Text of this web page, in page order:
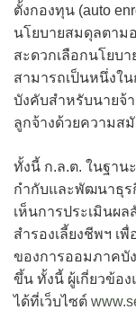
ตั้งกองทุน (auto
นโยบายสมดุลตาม
สะดวกเลือกนโยบา
สามารถเป็นหนึ่งใ
บังคับสำหรับนายจ้า
ลูกจ้างด้วยความส
ทั้งนี้ ก.ล.ต. ในฐาน
กำกับและพัฒนาธุร
เห็นการประเมินผ
สำรองเลี้ยงชีพฯ เ
ของการออมภาคบั
ขึ้น ทั้งนี้ ผู้เกี่ยวข้อ
ได้ที่เว็บไซต์